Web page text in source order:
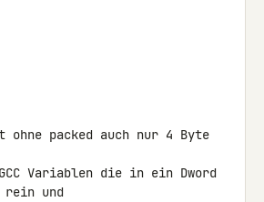
packed auch nur 4 Byte
Variablen die in ein Dword
rein und